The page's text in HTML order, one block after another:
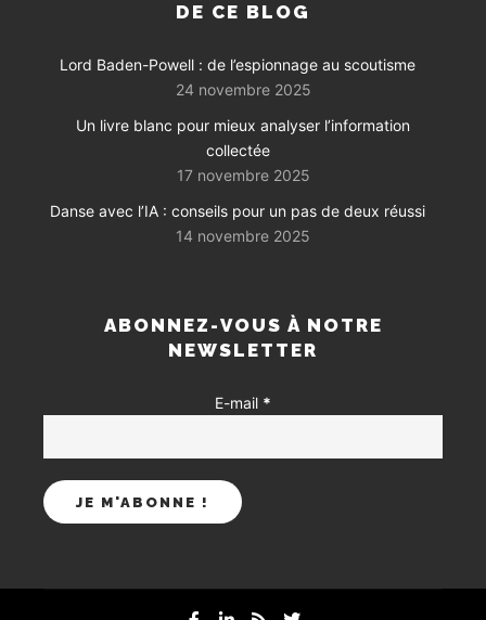
DE CE BLOG
Lord Baden-Powell : de l’espionnage au scoutisme
24 novembre 2025
Un livre blanc pour mieux analyser l’information
collectée
17 novembre 2025
Danse avec l’IA : conseils pour un pas de deux réussi
14 novembre 2025
ABONNEZ-VOUS À NOTRE
NEWSLETTER
E-mail *